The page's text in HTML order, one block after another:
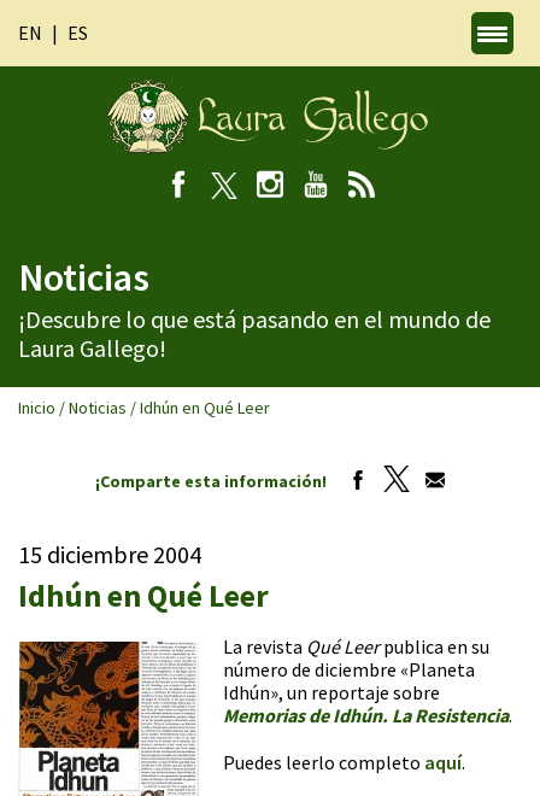
EN ES
Noticias
¡Descubre lo que está pasando en el mundo de
Laura Gallego!
Inicio /Noticias /Idhún en Qué Leer
¡Comparte esta información!
15 diciembre 2004
Idhún en Qué Leer
La revista Qué Leerpublica en su
número de diciembre «Planeta
Idhún», un reportaje sobre
Memorias de Idhún. La Resistencia.
Puedes leerlo completo aquí.